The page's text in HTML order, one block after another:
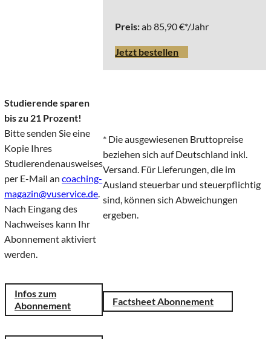
Preis:ab 85,90 €*/Jahr
Jetzt bestellen
Studierende sparen
bis zu 21 Prozent!
Bitte senden Sie eine
Kopie Ihres
Studierendenausweises
per E-Mail ancoaching-
magazin@vuservice.de.
Nach Eingang des
Nachweises kann Ihr
Abonnement aktiviert
werden.
* Die ausgewiesenen Bruttopreise
beziehen sich auf Deutschland inkl.
Versand. Für Lieferungen, die im
Ausland steuerbar und steuerpflichtig
sind, können sich Abweichungen
ergeben.
Infos zum
Abonnement
Factsheet Abonnement